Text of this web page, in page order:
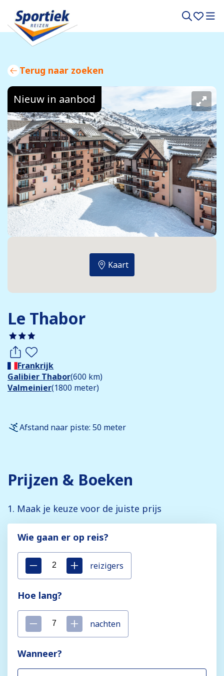
Terug naar zoeken
Le Thabor
Frankrijk
Galibier Thabor(600 km)
Valmeinier(1800 meter)
Nieuw in aanbod
Kaart
Afstand naar piste: 50 meter
Prijzen & Boeken
1. Maak je keuze voor de juiste prijs
Wie gaan er op reis?
reizigers
Hoe lang?
nachten
Wanneer?